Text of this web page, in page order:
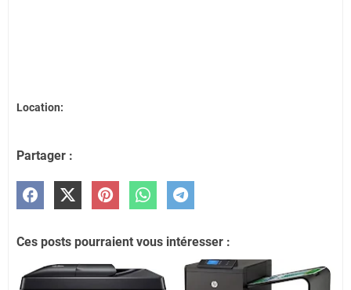
Location:
Partager :
Ces posts pourraient vous intéresser :